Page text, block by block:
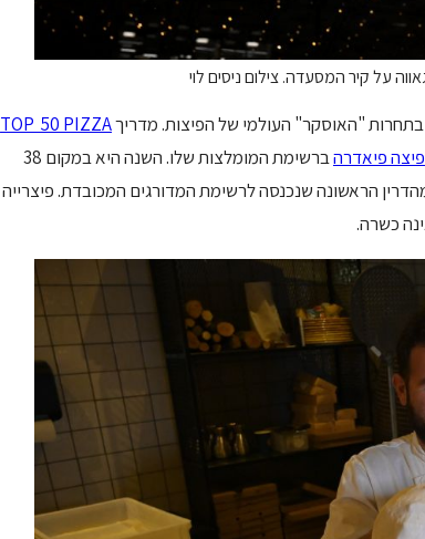
על קיר המסעדה. צילום ניסים לוי
"האוסקר" העולמי של הפיצות. מדריךTOP 50 PIZZA
פיצה פיאדרה
ברשימת המומלצות שלו. השנה היא במקום 38
למהדרין הראשונה שנכנסה לרשימת המדורגים המכובדת. פיצרייה